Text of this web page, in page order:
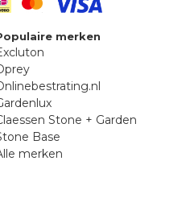
merken
Stone + Garden
Base
merken